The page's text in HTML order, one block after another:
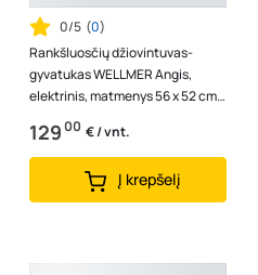
0/5 (0)
Rankšluosčių džiovintuvas-
gyvatukas WELLMER Angis,
elektrinis, matmenys 56 x 52 cm,
3 bangų, nerūdijančio plieno,
37601
12900 € / vnt.
Į krepšelį